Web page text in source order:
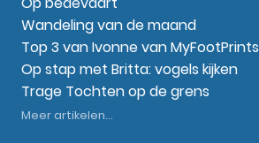
Wandeling van de maand
Top 3 van Ivonne van MyFootPrints
Op stap met Britta: vogels kijken
Trage Tochten op de grens
Meer artikelen...